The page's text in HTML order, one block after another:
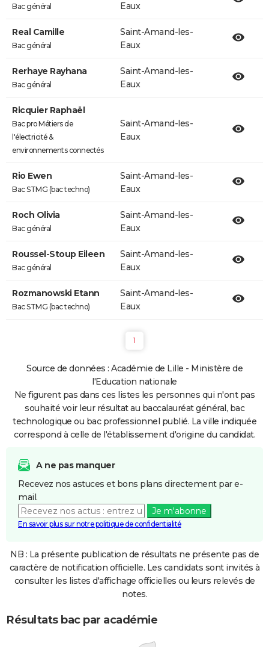
Bac général
Eaux
Real Camille
Bac général
Saint-Amand-les-
Eaux
Rerhaye Rayhana
Bac général
Saint-Amand-les-
Eaux
Ricquier Raphaël
Bac pro Métiers de
l'électricité &
environnements connectés
Saint-Amand-les-
Eaux
Rio Ewen
Bac STMG (bac techno)
Saint-Amand-les-
Eaux
Roch Olivia
Bac général
Saint-Amand-les-
Eaux
Roussel-Stoup Eileen
Bac général
Saint-Amand-les-
Eaux
Rozmanowski Etann
Bac STMG (bac techno)
Saint-Amand-les-
Eaux
1
Source de données : Académie de Lille - Ministère de
l'Education nationale
Ne figurent pas dans ces listes les personnes qui n'ont pas
souhaité voir leur résultat au baccalauréat général, bac
technologique ou bac professionnel publié. La ville indiquée
correspond à celle de l'établissement d'origine du candidat.
A ne pas manquer
Recevez nos astuces et bons plans directement par e-
mail.
Je m'abonne
En savoir plus sur notre politique de confidentialité
NB : La présente publication de résultats ne présente pas de
caractère de notification officielle. Les candidats sont invités à
consulter les listes d'affichage officielles ou leurs relevés de
notes.
Résultats bac par académie